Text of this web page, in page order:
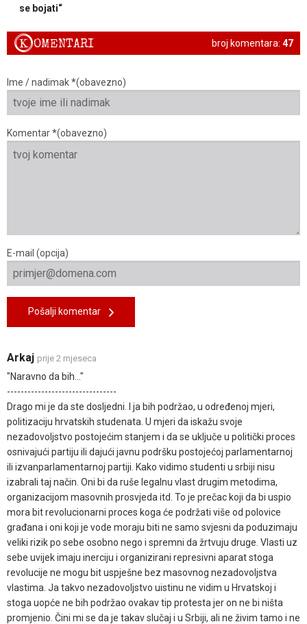
se bojati“
broj komentara: 47
KOMENTARI
Ime / nadimak *(obavezno)
Komentar *(obavezno)
E-mail (opcija)
Pošalji komentar
Arkaj prije 2 mjeseca
"Naravno da bih..."
--------------------------------
Drago mi je da ste dosljedni. I ja bih podržao, u određenoj mjeri,
politizaciju hrvatskih studenata. U mjeri da iskažu svoje
nezadovoljstvo postojećim stanjem i da se uključe u politički proces
osnivajući partiju ili dajući javnu podršku postojećoj parlamentarnoj
ili izvanparlamentarnoj partiji. Kako vidimo studenti u srbiji nisu
izabrali taj način. Oni bi da ruše legalnu vlast drugim metodima,
organizacijom masovnih prosvjeda itd. To je prečac koji da bi uspio
mora bit revolucionarni proces koga će podržati više od polovice
građana i oni koji je vode moraju biti ne samo svjesni da poduzimaju
veliki rizik po sebe osobno nego i spremni da žrtvuju druge. Vlasti uz
sebe uvijek imaju inerciju i organizirani represivni aparat stoga
revolucije ne mogu bit uspješne bez masovnog nezadovoljstva
vlastima. Ja takvo nezadovoljstvo uistinu ne vidim u Hrvatskoj i
stoga uopće ne bih podržao ovakav tip protesta jer on ne bi ništa
promjenio. Čini mi se da je takav slučaj i u Srbiji, ali ne živim tamo i ne